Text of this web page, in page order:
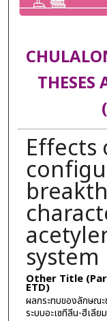
THESES
system
Other Title
ETD)
ผลกระทบของลักษณ
ระบบอะเซทีลีน-ฮีเลียม